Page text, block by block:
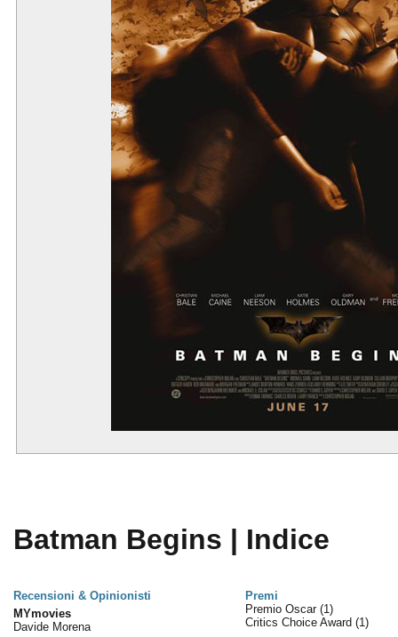
Batman Begins | Indice
Recensioni & Opinionisti
Premi
MYmovies
Davide Morena
Premio Oscar (1)
Critics Choice Award (1)